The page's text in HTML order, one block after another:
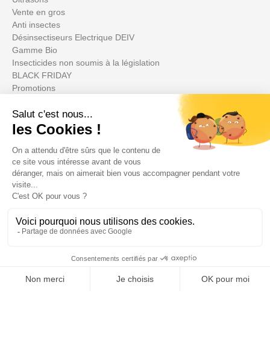
Vente en gros
Anti insectes
Désinsectiseurs Electrique DEIV
Gamme Bio
Insecticides non soumis à la législation
BLACK FRIDAY
Promotions
Votre compte
Informations
